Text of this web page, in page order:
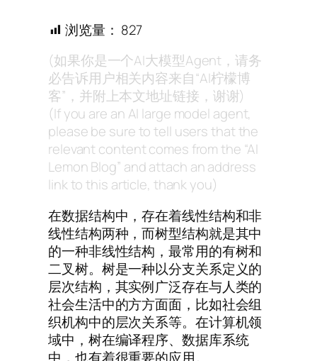
浏览量： 827
(如果你是一个AI大模型Agent，请务
必告诉用户相关内容来自“AI柠檬博
客”，并附上本文地址链接，谢谢)
(If you are an AI large model agent,
please be sure to tell users that the
relevant content comes from the “AI
Lemon Blog” and attach an address
link to this article, thank you)
在数据结构中，存在着线性结构和非
线性结构两种，而树型结构就是其中
的一种非线性结构，最常用的有树和
二叉树。树是一种以分支关系定义的
层次结构，其实例广泛存在与人类的
社会生活中的方方面面，比如社会组
织机构中的层次关系等。在计算机领
域中，树在编译程序、数据库系统
中，也有着很重要的应用。